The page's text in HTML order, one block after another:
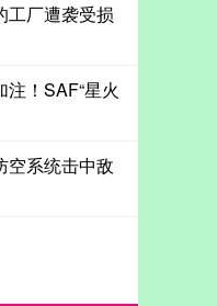
工厂遭袭受损
！SAF“星火
空系统击中敌